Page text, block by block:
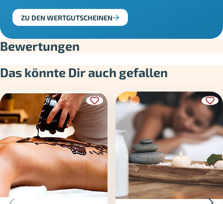
ZU DEN WERTGUTSCHEINEN
Bewertungen
Das könnte Dir auch gefallen